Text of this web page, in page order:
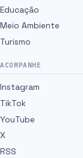
Educação
Meio Ambiente
Turismo
ACOMPANHE
Instagram
TikTok
YouTube
X
RSS